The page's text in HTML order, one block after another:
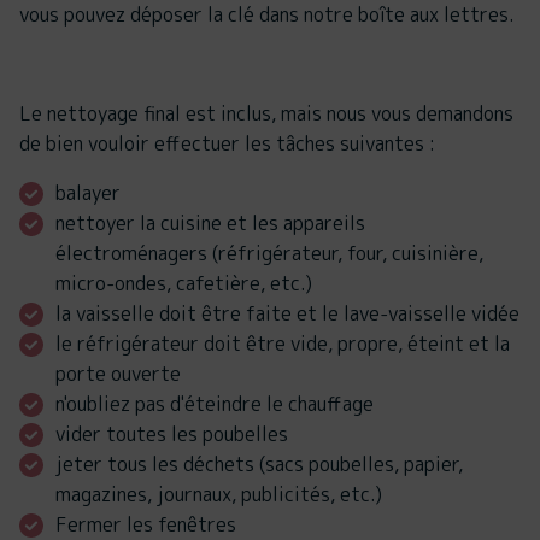
vous pouvez déposer la clé dans notre boîte aux lettres.
Le nettoyage final est inclus, mais nous vous demandons
de bien vouloir effectuer les tâches suivantes :
balayer
nettoyer la cuisine et les appareils
électroménagers (réfrigérateur, four, cuisinière,
micro-ondes, cafetière, etc.)
la vaisselle doit être faite et le lave-vaisselle vidée
le réfrigérateur doit être vide, propre, éteint et la
porte ouverte
n'oubliez pas d'éteindre le chauffage
vider toutes les poubelles
jeter tous les déchets (sacs poubelles, papier,
magazines, journaux, publicités, etc.)
Fermer les fenêtres